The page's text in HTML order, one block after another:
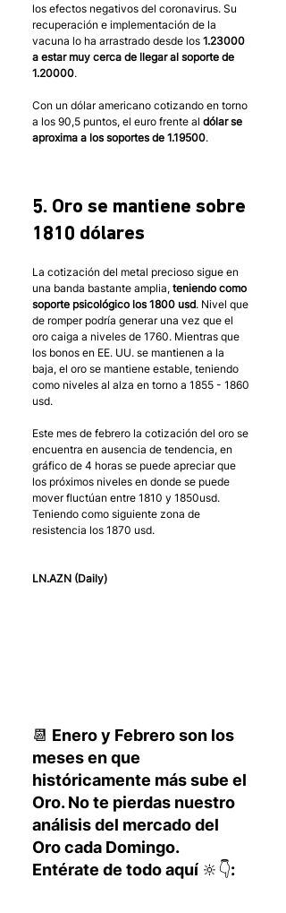
los efectos negativos del coronavirus. Su
recuperación e implementación de la
vacuna lo ha arrastrado desde los 1.23000
a estar muy cerca de llegar al soporte de
1.20000.
Con un dólar americano cotizando en torno
a los 90,5 puntos, el euro frente al dólar se
aproxima a los soportes de 1.19500.
5. Oro se mantiene sobre
1810 dólares
La cotización del metal precioso sigue en
una banda bastante amplia, teniendo como
soporte psicológico los 1800 usd. Nivel que
de romper podría generar una vez que el
oro caiga a niveles de 1760. Mientras que
los bonos en EE. UU. se mantienen a la
baja, el oro se mantiene estable, teniendo
como niveles al alza en torno a 1855 - 1860
usd.
Este mes de febrero la cotización del oro se
encuentra en ausencia de tendencia, en
gráfico de 4 horas se puede apreciar que
los próximos niveles en donde se puede
mover fluctúan entre 1810 y 1850usd.
Teniendo como siguiente zona de
resistencia los 1870 usd.
LN.AZN (Daily)
📆 Enero y Febrero son los
meses en que
históricamente más sube el
Oro. No te pierdas nuestro
análisis del mercado del
Oro cada Domingo.
Entérate de todo aquí 🔆👇: